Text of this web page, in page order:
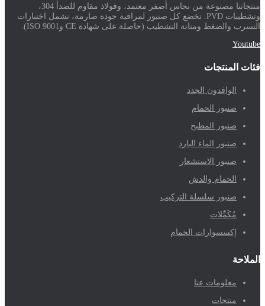
منتجاتنا مصنوعة من نحاس أصفر معتمد، وفولاذ مقاوم للصدأ 304،
وتشطيبات PVD. تخضع كل صنبور لمراقبة جودة صارمة، تشمل اختبارات
التسرب والضغط ومتانة التشطيب (حاصلة على شهادة CE وISO 9001).
Youtube
فئات المنتجات
الوافدون الجدد
صنبور الحمام
صنبور المطبخ
صنبور الماء البارد
صنبور الاستشعار
الحمام والدش
صنبور سلسلة التركيب
مُكَمِّلات
إكسسوارات الحمام
الملاحة
معلومات عنا
منتجات